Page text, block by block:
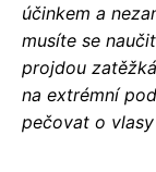
účinkem a
musíte se
projdou
na extrémní
pečovat o